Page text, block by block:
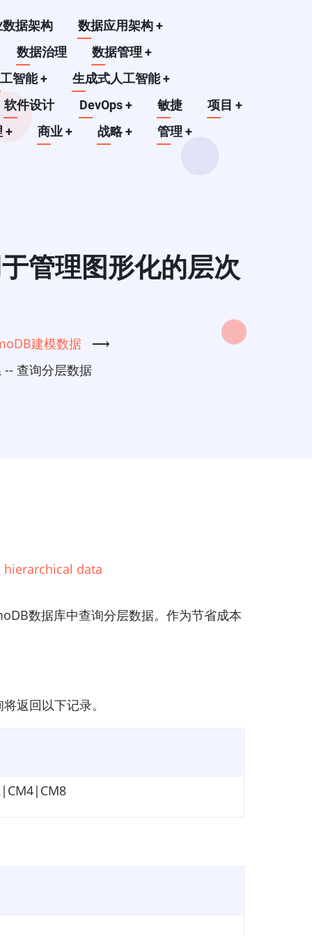
据架构 数据应用架构+
数据治理 数据管理+
智能+ 生成式人工智能+
软件设计 DevOps+ 敏捷 项目+
+ 商业+ 战略+ 管理+
管理图形化的层次
建模数据
⟶
-- 查询分层数据
data
数据库中查询分层数据。作为节省成本
返回以下记录。